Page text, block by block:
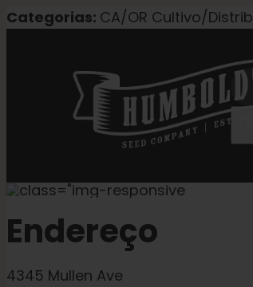
Pular
conteúdo
Categorias: CA/OR Cultivo/
Endereço
4345 Mullen Ave